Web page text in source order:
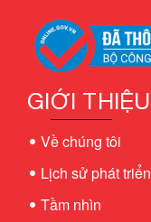
GIỚI THIỆU
Về chúng tôi
Lịch sử phát triển
Tầm nhìn